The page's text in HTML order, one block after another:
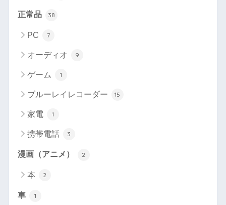
正常品 38
PC 7
オーディオ 9
ゲーム 1
ブルーレイレコーダー 15
家電 1
携帯電話 3
漫画（アニメ） 2
本 2
車 1